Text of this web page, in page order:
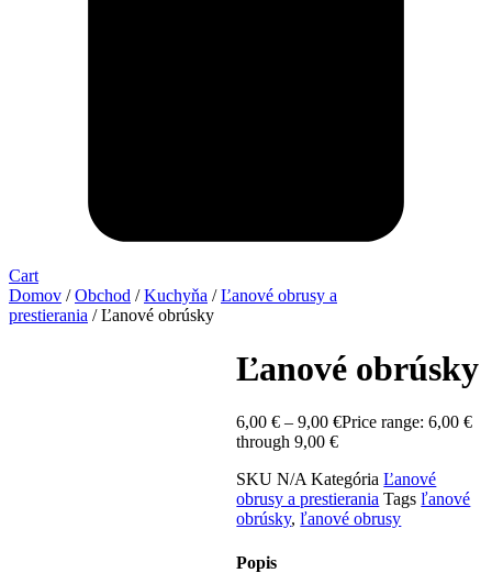
Cart
Domov /Obchod /Kuchyňa /Ľanové obrusy a
prestierania / Ľanové obrúsky
Ľanové obrúsky
6,00€ – 9,00€Price range: 6,00 €
through 9,00 €
SKUN/AKategória Ľanové
obrusy a prestierania Tags ľanové
obrúsky,ľanové obrusy
Popis